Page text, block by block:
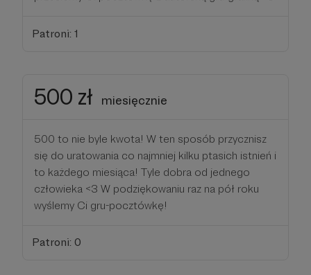
Patroni: 1
500 zł miesięcznie
500 to nie byle kwota! W ten sposób przycznisz
się do uratowania co najmniej kilku ptasich istnień i
to każdego miesiąca! Tyle dobra od jednego
człowieka <3 W podziękowaniu raz na pół roku
wyślemy Ci gru-pocztówkę!
Patroni: 0